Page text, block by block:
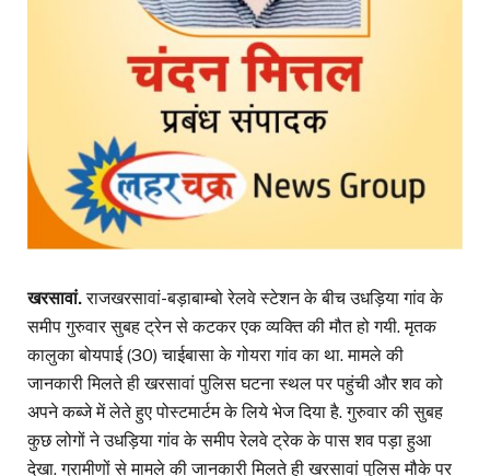
खरसावां.राजखरसावां-बड़ाबाम्बो रेलवे स्टेशन के बीच उधड़िया गांव के
समीप गुरुवार सुबह ट्रेन से कटकर एक व्यक्ति की मौत हो गयी. मृतक
कालुका बोयपाई (30) चाईबासा के गोयरा गांव का था. मामले की
जानकारी मिलते ही खरसावां पुलिस घटना स्थल पर पहुंची और शव को
अपने कब्जे में लेते हुए पोस्टमार्टम के लिये भेज दिया है. गुरुवार की सुबह
कुछ लोगों ने उधड़िया गांव के समीप रेलवे ट्रेक के पास शव पड़ा हुआ
देखा. ग्रामीणों से मामले की जानकारी मिलते ही खरसावां पुलिस मौके पर